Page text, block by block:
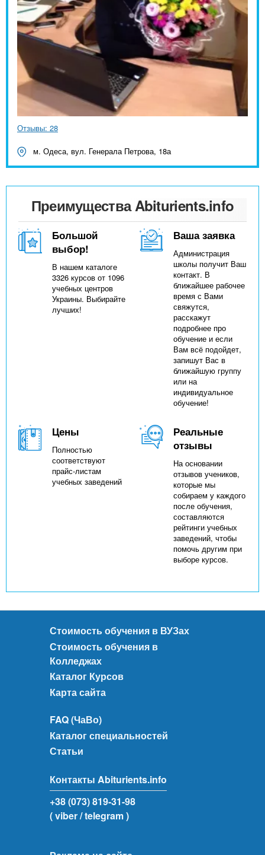
Отзывы: 28
м. Одеса, вул. Генерала Петрова, 18а
Преимущества Abiturients.info
Большой
выбор!
В нашем каталоге
3326 курсов от 1096
учебных центров
Украины. Выбирайте
лучших!
Ваша заявка
Администрация
школы получит Ваш
контакт. В
ближайшее рабочее
время с Вами
свяжутся,
расскажут
подробнее про
обучение и если
Вам всё подойдет,
запишут Вас в
ближайшую группу
или на
индивидуальное
обучение!
Цены
Полностью
соответствуют
прайс-листам
учебных заведений
Реальные
отзывы
На основании
отзывов учеников,
которые мы
собираем у каждого
после обучения,
составляются
рейтинги учебных
заведений, чтобы
помочь другим при
выборе курсов.
Стоимость обучения в ВУЗах
Стоимость обучения в
Колледжах
Каталог Курсов
Карта сайта
FAQ (ЧаВо)
Каталог специальностей
Статьи
Контакты Abiturients.info
+38 (073) 819-31-98
( viber/ telegram )